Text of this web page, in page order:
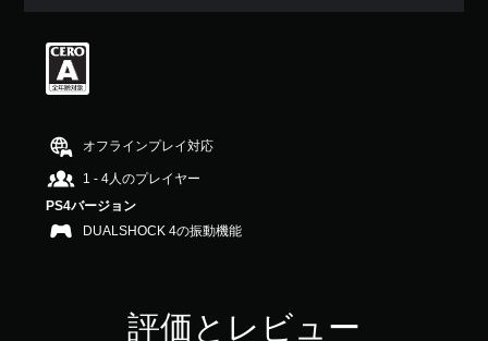
価
5
中
3
.
8
3
オフラインプレイ対応
1 - 4人のプレイヤー
PS4バージョン
DUALSHOCK 4の振動機能
評価とレビュー